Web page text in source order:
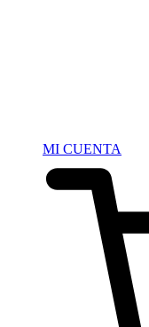
MI CUENTA